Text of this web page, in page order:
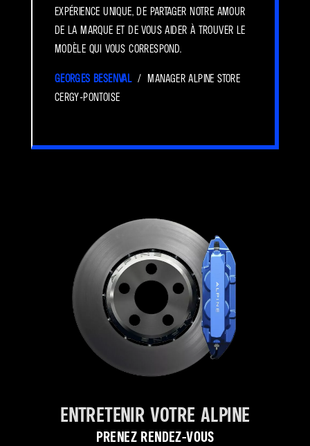
expérience unique, de partager notre amour
de la marque et de vous aider à trouver le
modèle qui vous correspond.
Georges BESENVAL/ Manager Alpine Store
Cergy-Pontoise
Entretenir votre Alpine
Prenez rendez-vous